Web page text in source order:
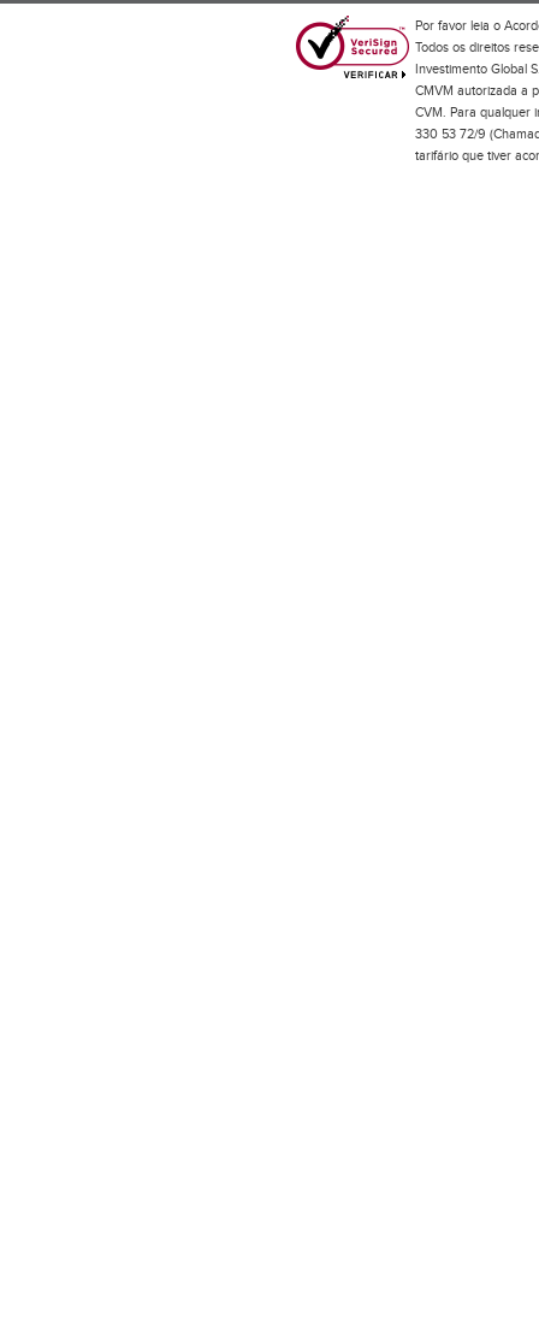
Por favor leia o
Todos os direitos
Investimento Global
CMVM autorizada a
CVM. Para qualquer
330 53 72/9
tarifário que tiver